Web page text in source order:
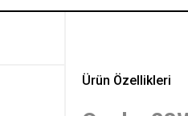
Ürün Özellikleri